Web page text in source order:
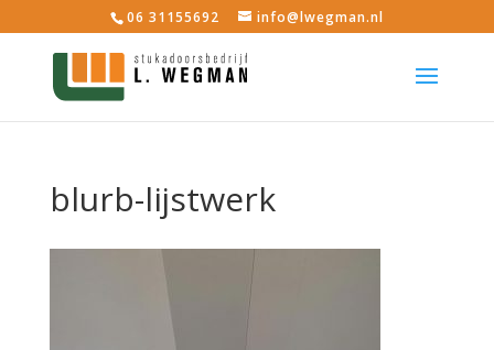
06 31155692 info@lwegman.nl
blurb-lijstwerk